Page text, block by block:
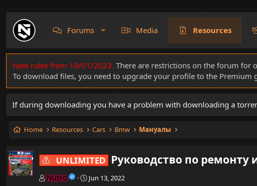
Forums Media Resources
New rules from 10/01/2023. There are restrictions on the forum for
To download files, you need to upgrade your profile to the Premium
If during downloading you have a problem with downloading a
Home Resources Cars Bmw Мануалы
UNLIMITED Руководство по ремонту
A
Nutro
C
Jun 13, 2022